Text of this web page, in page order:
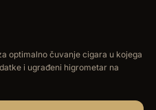
optimalno čuvanje cigara u kojega
i ugrađeni higrometar na